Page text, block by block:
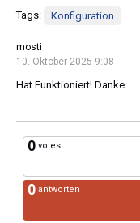
Tags: Konfiguration
mosti
10. Oktober 2025 9:08
Hat Funktioniert! Danke
0 votes
0 antworten